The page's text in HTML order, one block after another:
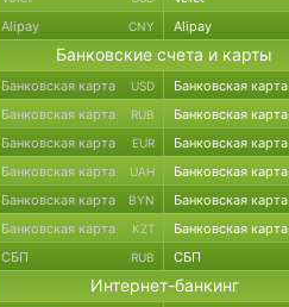
Alipay CNY Alipay
Банковские счета и карты
Банковская карта USD Банковская карта
Банковская карта RUB Банковская карта
Банковская карта EUR Банковская карта
Банковская карта UAH Банковская карта
Банковская карта BYN Банковская карта
Банковская карта KZT Банковская карта
СБП RUB СБП
Интернет-банкинг